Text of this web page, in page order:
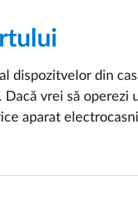
dispozitvelor din
vrei să operezi
aparat